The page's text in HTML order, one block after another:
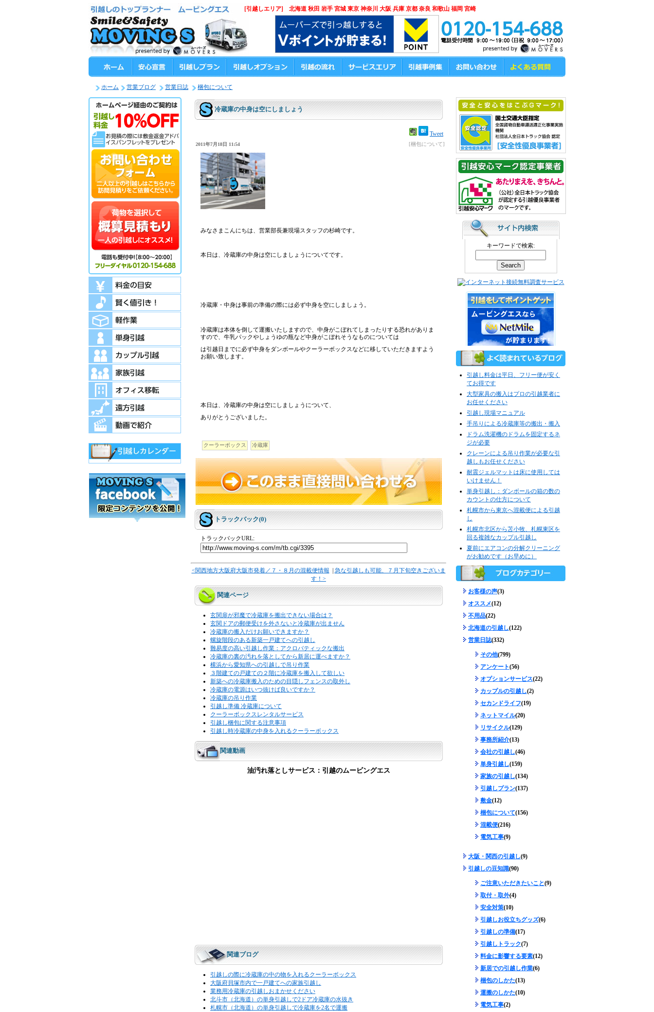
ホーム 営業ブログ 営業日誌 梱包について
冷蔵庫の中身は空にしましょう
Tweet
[梱包について]
2011年7月18日 11:54
みなさまこんにちは、営業部長兼現場スタッフの杉崎です。
本日は、冷蔵庫の中身は空にしましょうについてです。
冷蔵庫・中身は事前の準備の際には必ず中身を空にしましょう。
冷蔵庫は本体を倒して運搬いたしますので、中身がこぼれてしまったりする恐れがありま
すので、牛乳パックやしょうゆの瓶など中身がこぼれそうなものについては
は引越日までに必ず中身をダンボールやクーラーボックスなどに移していただきますよう
お願い致します。
本日は、冷蔵庫の中身は空にしましょうについて、
ありがとうございました。
クーラーボックス 冷蔵庫
トラックバック(0)
トラックバックURL:
<関西地方大阪府大阪市発着／７・８月の混載便情報
急な引越しも可能、７月下旬空きございま
す！>
関連ページ
玄関扉が邪魔で冷蔵庫を搬出できない場合は？
玄関ドアの郵便受けを外さないと冷蔵庫が出ません
冷蔵庫の搬入だけお願いできますか？
螺旋階段のある新築一戸建てへの引越し
難易度の高い引越し作業：アクロバティックな搬出
冷蔵庫の裏の汚れを落としてから新居に運べますか？
横浜から愛知県への引越しで吊り作業
３階建ての戸建ての２階に冷蔵庫を搬入して欲しい
新築への冷蔵庫搬入のための目隠しフェンスの取外し
冷蔵庫の電源はいつ抜けば良いですか？
冷蔵庫の吊り作業
引越し準備 冷蔵庫について
クーラーボックスレンタルサービス
引越し梱包に関する注意事項
引越し時冷蔵庫の中身を入れるクーラーボックス
関連動画
油汚れ落としサービス：引越のムービングエス
関連ブログ
引越しの際に冷蔵庫の中の物を入れるクーラーボックス
大阪府貝塚市内で一戸建てへの家族引越し
業務用冷蔵庫の引越しおまかせください
北斗市（北海道）の単身引越しで2ドア冷蔵庫の水抜き
札幌市（北海道）の単身引越しで冷蔵庫を2名で運搬
キーワードで検索:
引越し料金は平日、フリー便が安く
てお得です
大型家具の搬入はプロの引越業者に
お任せください
引越し現場マニュアル
手吊りによる冷蔵庫等の搬出・搬入
ドラム洗濯機のドラムを固定するネ
ジが必要
クレーンによる吊り作業が必要な引
越しもお任せください
耐震ジェルマットは床に使用しては
いけません！
単身引越し：ダンボールの箱の数の
カウントの仕方について
札幌市から東京へ混載便による引越
し
札幌市北区から苫小牧、札幌東区を
回る複雑なカップル引越し
夏前にエアコンの分解クリーニング
がお勧めです（お早めに）
お客様の声(3)
オススメ(12)
不用品(22)
北海道の引越し(122)
営業日誌(332)
その他(799)
アンケート(56)
オプションサービス(22)
カップルの引越し(2)
セカンドライフ(19)
ネットマイル(20)
リサイクル(129)
事務所紹介(13)
会社の引越し(46)
単身引越し(159)
家族の引越し(134)
引越しプラン(137)
敷金(12)
梱包について(156)
混載便(216)
電気工事(9)
大阪・関西の引越し(9)
引越しの豆知識(90)
ご注意いただきたいこと(9)
取付・取外(4)
安全対策(10)
引越しお役立ちグッズ(6)
引越しの準備(17)
引越しトラック(7)
料金に影響する要素(12)
新居での引越し作業(6)
梱包のしかた(13)
運搬のしかた(10)
電気工事(2)
[引越しエリア] 北海道 秋田 岩手 宮城 東京 神奈川 大阪 兵庫 京都 奈良 和歌山 福岡 宮崎